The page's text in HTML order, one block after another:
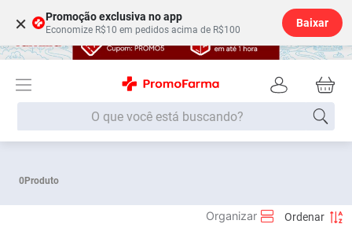
× Promoção exclusiva no app
Economize R$10 em pedidos acima de R$100
Baixar
O que você está buscando?
0Produto